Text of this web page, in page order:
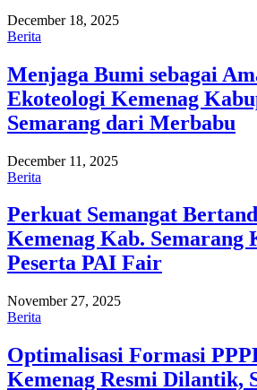
December 18, 2025
Berita
Menjaga Bumi sebagai
Ekoteologi Kemenag
Semarang dari Merbabu
December 11, 2025
Berita
Perkuat Semangat
Kemenag Kab. Semarang
Peserta PAI Fair
November 27, 2025
Berita
Optimalisasi Formasi
Kemenag Resmi Dilantik,